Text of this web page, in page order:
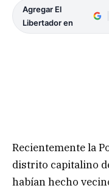
Agregar El
Libertador en
Recientemente la
distrito capitalino
habían hecho